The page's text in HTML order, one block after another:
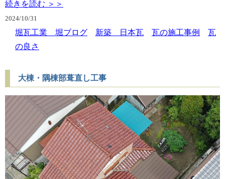
続きを読む ＞＞
2024/10/31
堀瓦工業 堀ブログ 新築 日本瓦 瓦の施工事例
瓦
の良さ
大棟・隅棟部葺直し工事